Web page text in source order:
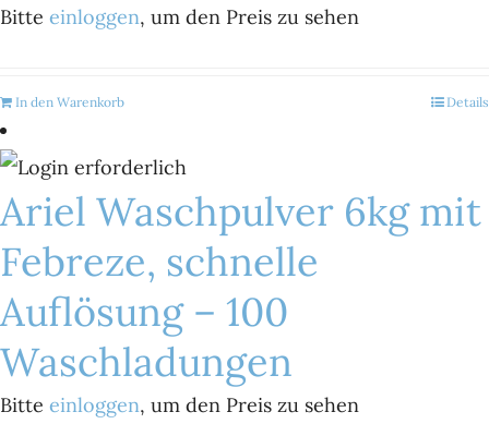
Bitte einloggen, um den Preis zu sehen
In den Warenkorb Details
Ariel Waschpulver 6kg mit
Febreze, schnelle
Auflösung – 100
Waschladungen
Bitte einloggen, um den Preis zu sehen